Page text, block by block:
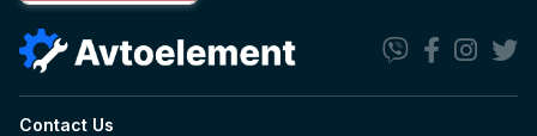
Contact Us